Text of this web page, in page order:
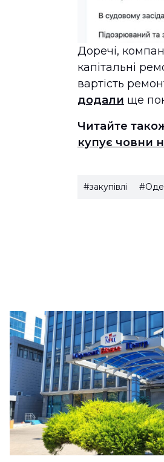
Доречі,
капітальні
вартість
додали ще
Читайте
купує човни
#закупівлі